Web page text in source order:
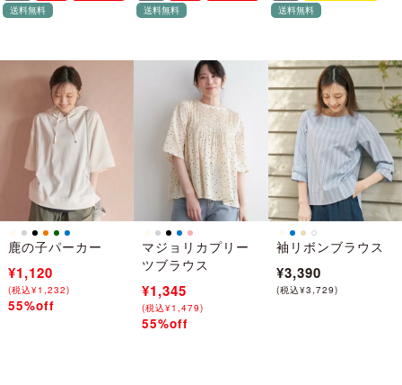
送料無料
鹿の子パーカー
¥2,490
(税込¥2,739)
→
¥1,120
(税込¥1,232)
55%off
送料無料
マジョリカプリー
ツブラウス
¥2,990
(税込¥3,289)
→
¥1,345
(税込¥1,479)
55%off
送料無料
袖リボンブラウス
¥3,390
(税込¥3,729)